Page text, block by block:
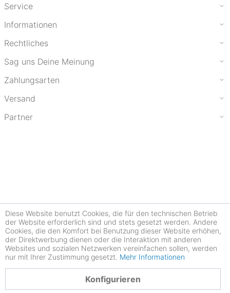
Service
Informationen
Rechtliches
Sag uns Deine Meinung
Zahlungsarten
Versand
Partner
Diese Website benutzt Cookies, die für den technischen Betrieb
der Website erforderlich sind und stets gesetzt werden. Andere
Cookies, die den Komfort bei Benutzung dieser Website erhöhen,
der Direktwerbung dienen oder die Interaktion mit anderen
Websites und sozialen Netzwerken vereinfachen sollen, werden
nur mit Ihrer Zustimmung gesetzt. Mehr Informationen
Konfigurieren